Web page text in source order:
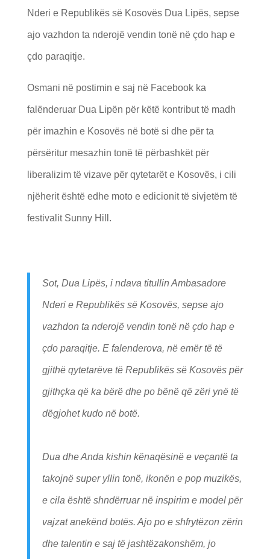
Nderi e Republikës së Kosovës Dua Lipës, sepse
ajo vazhdon ta nderojë vendin tonë në çdo hap e
çdo paraqitje.
Osmani në postimin e saj në Facebook ka
falënderuar Dua Lipën për këtë kontribut të madh
për imazhin e Kosovës në botë si dhe për ta
përsëritur mesazhin tonë të përbashkët për
liberalizim të vizave për qytetarët e Kosovës, i cili
njëherit është edhe moto e edicionit të sivjetëm të
festivalit Sunny Hill.
Sot, Dua Lipës, i ndava titullin Ambasadore
Nderi e Republikës së Kosovës, sepse ajo
vazhdon ta nderojë vendin tonë në çdo hap e
çdo paraqitje. E falenderova, në emër të të
gjithë qytetarëve të Republikës së Kosovës për
gjithçka që ka bërë dhe po bënë që zëri ynë të
dëgjohet kudo në botë.
Dua dhe Anda kishin kënaqësinë e veçantë ta
takojnë super yllin tonë, ikonën e pop muzikës,
e cila është shndërruar në inspirim e model për
vajzat anekënd botës. Ajo po e shfrytëzon zërin
dhe talentin e saj të jashtëzakonshëm, jo